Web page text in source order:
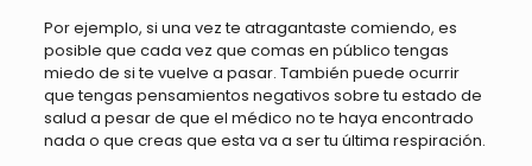
Por ejemplo, si una vez te atragantaste comiendo, es
posible que cada vez que comas en público tengas
miedo de si te vuelve a pasar. También puede ocurrir
que tengas pensamientos negativos sobre tu estado de
salud a pesar de que el médico no te haya encontrado
nada o que creas que esta va a ser tu última respiración.